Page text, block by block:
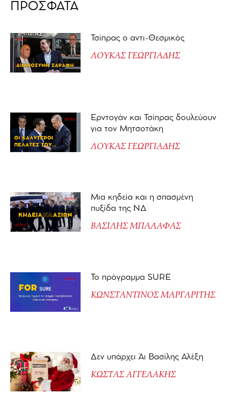
ΠΡΟΣΦΑΤΑ
Τσίπρας ο αντι-Θεσμικός
ΛΟΥΚΑΣ ΓΕΩΡΓΙΑΔΗΣ
Ερντογάν και Τσίπρας δουλεύουν
για τον Μητσοτάκη
ΛΟΥΚΑΣ ΓΕΩΡΓΙΑΔΗΣ
Μια κηδεία και η σπασμένη
πυξίδα της ΝΔ
ΒΑΣΙΛΗΣ ΜΠΑΛΑΦΑΣ
Το πρόγραμμα SURE
ΚΩΝΣΤΑΝΤΙΝΟΣ ΜΑΡΓΑΡΙΤΗΣ
Δεν υπάρχει Άι Βασίλης Αλέξη
ΚΩΣΤΑΣ ΑΓΓΕΛΑΚΗΣ